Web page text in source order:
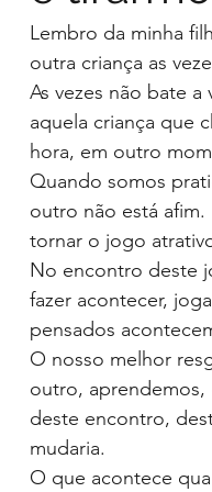
Lembro da minha
outra criança as
As vezes não bate
aquela criança que
hora, em outro
Quando somos
outro não está
tornar o jogo
No encontro deste
fazer acontecer,
pensados
O nosso melhor
outro,
deste encontro,
mudaria.
O que acontece